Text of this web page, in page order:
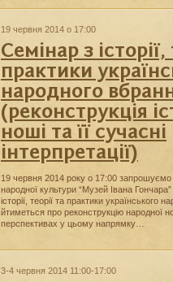
19 червня 2014 о 17:00
Семінар з історії,
практики
народного
(реконструкція
ноші та її сучасні
інтерпретації)
19 червня 2014 року о 17:00 запрошуємо
народної культури “Музей Івана
історії, теорії та практики українського
йтиметься про реконструкцію народної
перспективах у цьому напрямку…
3-4 червня 2014 11:00-17:00